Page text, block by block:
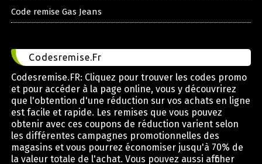
Code remise Gas Jeans
Codesremise.Fr
Codesremise.FR: Cliquez pour trouver les codes promo
et pour accéder à la page online, vous y découvrirez
que l'obtention d'une réduction sur vos achats en ligne
est facile et rapide. Les remises que vous pouvez
obtenir avec ces coupons de réduction varient selon
les différentes campagnes promotionnelles des
magasins et vous pourrez économiser jusqu'à 70% de
la valeur totale de l'achat. Vous pouvez aussi afficher